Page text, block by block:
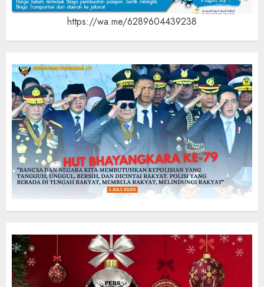
https://wa.me/6289604439238